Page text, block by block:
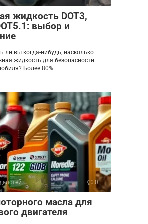
жидкость DOT3,
выбор и
ли вы когда-нибудь, насколько
жидкость для безопасности
Более 80%
0
масла для
двигателя